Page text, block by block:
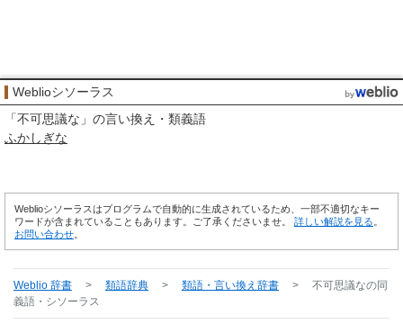
Weblioシソーラス
「不可思議な 」の言い換え・類義語
ふかしぎな
Weblioシソーラスはプログラムで自動的に生成されているため、一部不適切なキー
ワードが含まれていることもあります。ご了承くださいませ。 詳しい解説を見る
お問い合わせ
Weblio 辞書 > 類語辞典 > 類語・言い換え辞書 > 不可思議なの同
義語・シソーラス